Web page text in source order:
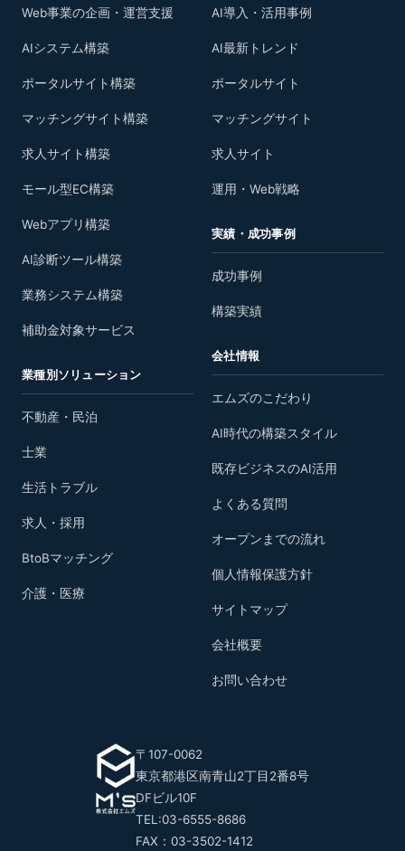
Web事業の企画・運営支援
AIシステム構築
ポータルサイト構築
マッチングサイト構築
求人サイト構築
モール型EC構築
Webアプリ構築
AI診断ツール構築
業務システム構築
補助金対象サービス
業種別ソリューション
不動産・民泊
士業
生活トラブル
求人・採用
BtoBマッチング
介護・医療
AI導入・活用事例
AI最新トレンド
ポータルサイト
マッチングサイト
求人サイト
運用・Web戦略
実績・成功事例
成功事例
構築実績
会社情報
エムズのこだわり
AI時代の構築スタイル
既存ビジネスのAI活用
よくある質問
オープンまでの流れ
個人情報保護方針
サイトマップ
会社概要
お問い合わせ
〒107-0062
東京都港区南青山2丁目2番8号
DFビル10F
TEL:03-6555-8686
FAX：03-3502-1412